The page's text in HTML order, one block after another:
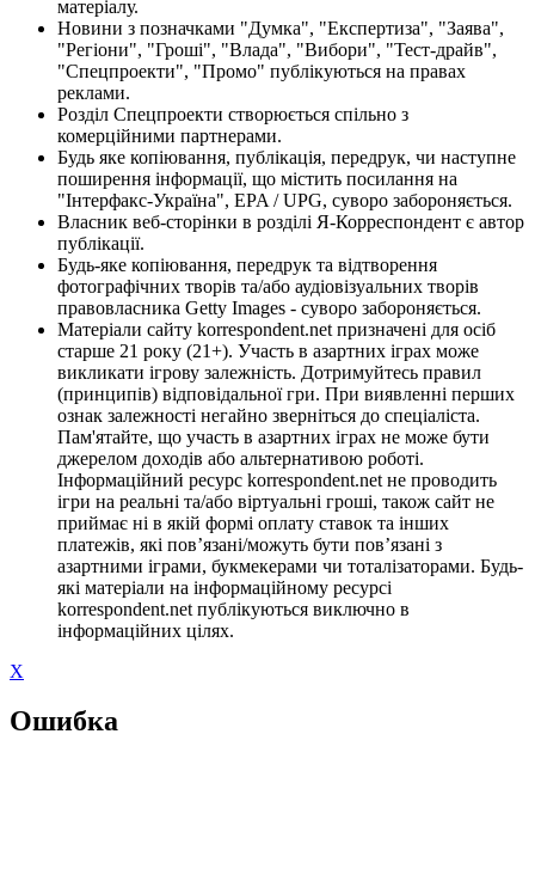
матеріалу.
Новини з позначками "Думка", "Експертиза", "Заява",
"Регіони", "Гроші", "Влада", "Вибори", "Тест-драйв",
"Спецпроекти", "Промо" публікуються на правах
реклами.
Розділ Спецпроекти створюється спільно з
комерційними партнерами.
Будь яке копіювання, публікація, передрук, чи наступне
поширення інформації, що містить посилання на
"Інтерфакс-Україна", EPA / UPG, суворо забороняється.
Власник веб-сторінки в розділі Я-Корреспондент є автор
публікації.
Будь-яке копіювання, передрук та відтворення
фотографічних творів та/або аудіовізуальних творів
правовласника Getty Images - суворо забороняється.
Матеріали сайту korrespondent.net призначені для осіб
старше 21 року (21+). Участь в азартних іграх може
викликати ігрову залежність. Дотримуйтесь правил
(принципів) відповідальної гри. При виявленні перших
ознак залежності негайно зверніться до спеціаліста.
Пам'ятайте, що участь в азартних іграх не може бути
джерелом доходів або альтернативою роботі.
Інформаційний ресурс korrespondent.net не проводить
ігри на реальні та/або віртуальні гроші, також сайт не
приймає ні в якій формі оплату ставок та інших
платежів, які пов’язані/можуть бути пов’язані з
азартними іграми, букмекерами чи тоталізаторами. Будь-
які матеріали на інформаційному ресурсі
korrespondent.net публікуються виключно в
інформаційних цілях.
X
Ошибка